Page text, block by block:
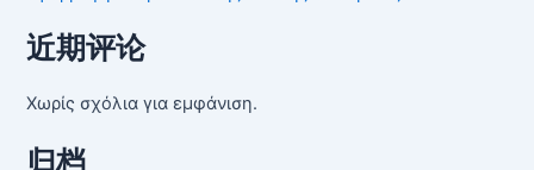
近期评论
Χωρίς σχόλια για εμφάνιση.
归档